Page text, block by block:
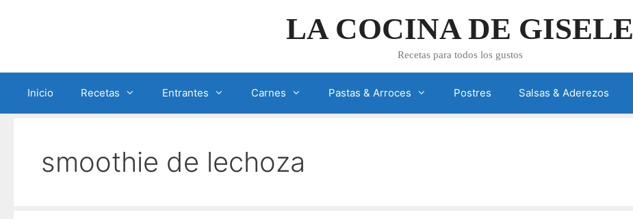
LA COCINA DE GISELE
Recetas para todos los gustos
Inicio Recetas Entrantes Carnes Pastas & Arroces Postres Salsas & Aderezos
smoothie de lechoza